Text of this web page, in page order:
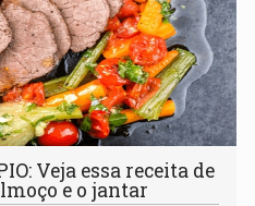
Veja essa receita de
e o jantar